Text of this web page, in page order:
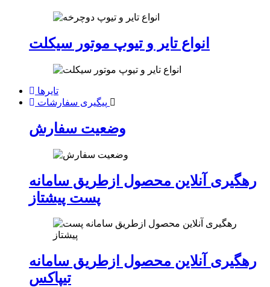
انواع تایر و تیوپ موتور سیکلت
تایرها
پیگیری سفارشات
وضعیت سفارش
رهگیری آنلاین محصول ازطریق سامانه
پست پیشتاز
رهگیری آنلاین محصول ازطریق سامانه
تیپاکس